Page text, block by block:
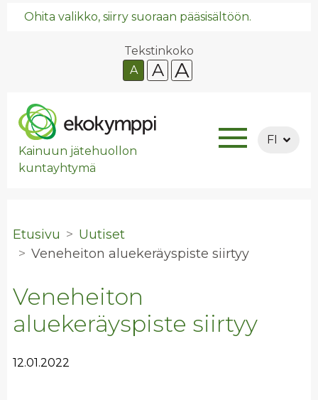
Ohita valikko, siirry suoraan pääsisältöön.
Tekstinkoko
A
A A
Kainuun jätehuollon
kuntayhtymä
FI
Etusivu
Uutiset
Ve­ne­hei­ton alue­ke­räys­pis­te siir­tyy
Veneheiton
aluekeräyspiste siirtyy
12.01.2022